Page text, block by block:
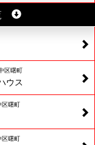
区曙町
ウス
曙町
曙町